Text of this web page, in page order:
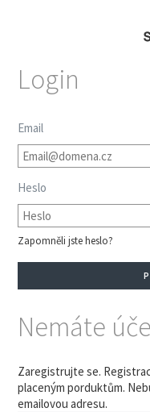
Login
Email
Heslo
Zapomněli jste heslo?
Nemáte
Zaregistrujte se.
placeným porduktům.
emailovou adresu.